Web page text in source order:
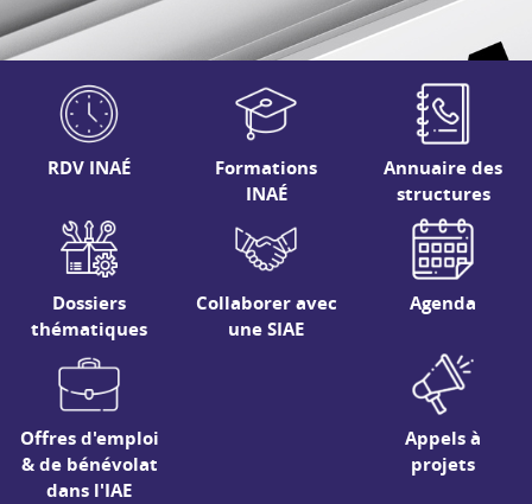
RDV INAÉ
Formations
INAÉ
Annuaire des
structures
Dossiers
thématiques
Collaborer avec
une SIAE
Agenda
Offres d'emploi
& de bénévolat
dans l'IAE
Appels à
projets